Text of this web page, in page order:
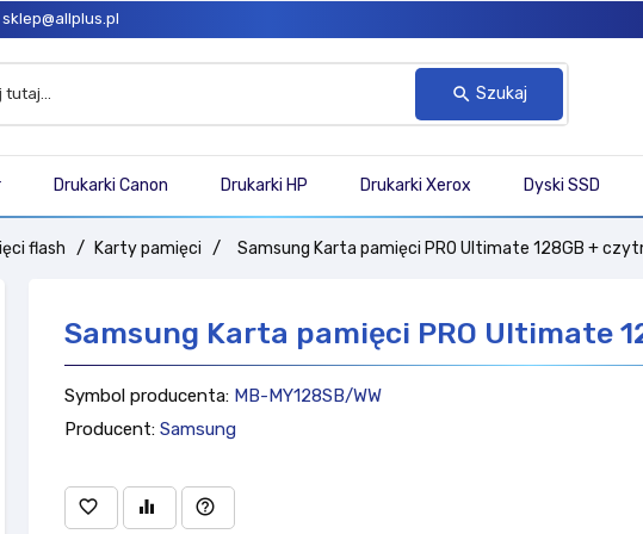
sklep@allplus.pl
search Szukaj
Drukarki Canon Drukarki HP Drukarki Xerox Dyski SSD
flash Karty pamięci Samsung Karta pamięci PRO Ultimate 128GB +
Samsung Karta pamięci PRO Ultimate
Symbol producenta: MB-MY128SB/WW
Producent: Samsung
favorite_border equalizer help_outline